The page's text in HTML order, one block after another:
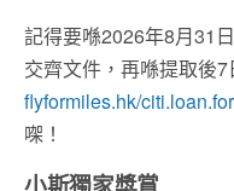
記得要喺2026年8月 31
交齊文件，再喺提取後7
flyformiles.hk/
㗎！
小斯獨家獎賞